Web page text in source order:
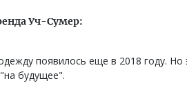
Уч-Сумер:
появилось еще в 2018 году. Но
будущее".